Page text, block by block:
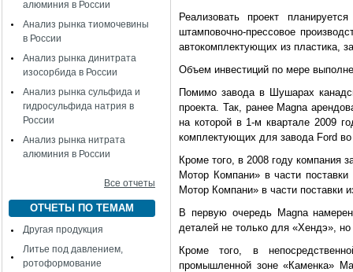
алюминия в России
Анализ рынка тиомочевины
в России
Анализ рынка динитрата
изосорбида в России
Анализ рынка сульфида и
гидросульфида натрия в
России
Анализ рынка нитрата
алюминия в России
Все отчеты
ОТЧЕТЫ ПО ТЕМАМ
Другая продукция
Литье под давлением,
ротоформование
Реализовать проект
штамповочно-прессовое
автокомплектующих из пластика,
Объем инвестиций по мере
Помимо завода в Шушарах
проекта. Так, ранее Magna
на которой в 1-м квартале 2009
комплектующих для завода Ford
Кроме того, в 2008 году компания
Мотор Компани» в части
Мотор Компани» в части поставки
В первую очередь Magna
деталей не только для «Хендэ»,
Кроме того, в
промышленной зоне «Каменка»